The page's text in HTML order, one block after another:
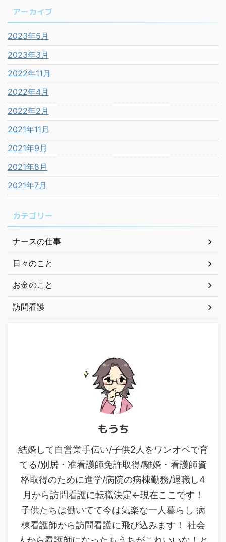
アーカイブ
2023年5月
2023年3月
2022年11月
2022年4月
2022年2月
2021年11月
2021年9月
2021年8月
2021年7月
カテゴリー
ナースの仕事
日々のこと
お金のこと
訪問看護
もうち
結婚して自営業手伝い/子供2人をワンオペで育
てる/別居・准看護師免許取得/離婚・看護師資
格取得のために進学/病院の病棟勤務/退職し4
月から訪問看護に転職決定←現在ここです！
子供たちは働いてて今は気楽な一人暮らし 病
棟看護師から訪問看護に飛び込みます！ 社会